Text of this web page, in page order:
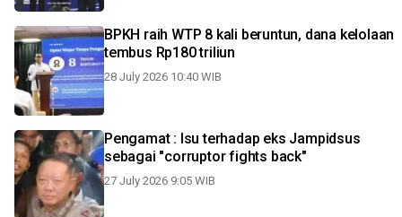
BPKH raih WTP 8 kali beruntun, dana kelolaan
tembus Rp180 triliun
28 July 2026 10:40 WIB
Pengamat : Isu terhadap eks Jampidsus
sebagai "corruptor fights back"
27 July 2026 9:05 WIB